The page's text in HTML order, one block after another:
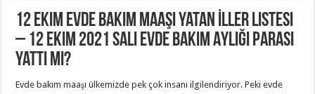
12 Ekim Evde Bakım Maaşı Yatan İller Listesi
– 12 Ekim 2021 Salı Evde Bakım Aylığı Parası
Yattı Mı?
Evde bakım maaşı ülkemizde pek çok insanı ilgilendiriyor. Peki evde